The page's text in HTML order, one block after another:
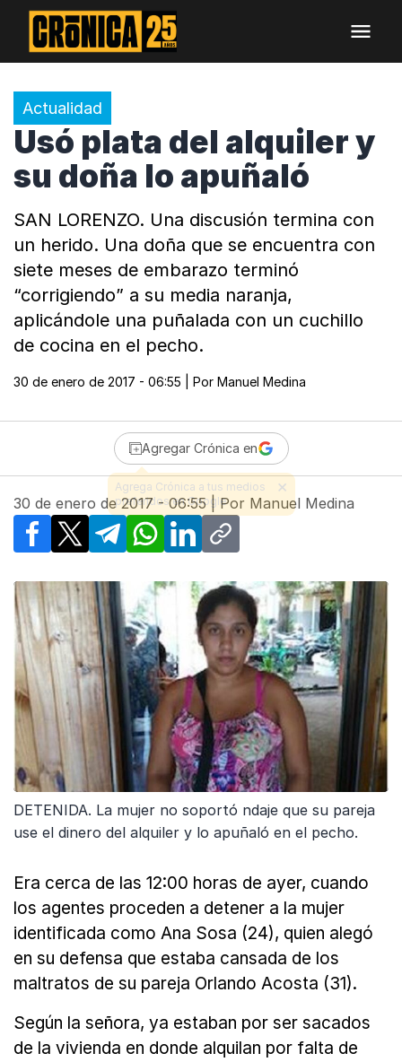
Actualidad
Usó plata del alquiler y
su doña lo apuñaló
SAN LORENZO. Una discusión termina con
un herido. Una doña que se encuentra con
siete meses de embarazo terminó
“corrigiendo” a su media naranja,
aplicándole una puñalada con un cuchillo
de cocina en el pecho.
30 de enero de 2017 - 06:55 | Por Manuel Medina
Agregar Crónica en
30 de enero de 2017 - 06:55| Por Manuel Medina
Facebook
X TelegramWhatsApp
LinkedInCopy link
DETENIDA. La mujer no soportó ndaje que su pareja
use el dinero del alquiler y lo apuñaló en el pecho.
Era cerca de las 12:00 horas de ayer, cuando
los agentes proceden a detener a la mujer
identificada como Ana Sosa (24), quien alegó
en su defensa que estaba cansada de los
maltratos de su pareja Orlando Acosta (31).
Según la señora, ya estaban por ser sacados
de la vivienda en donde alquilan por falta de